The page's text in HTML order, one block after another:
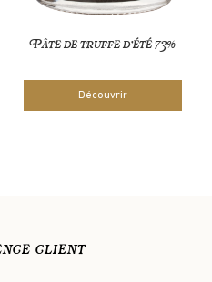
Pâte de truffe d’été 73%
Découvrir
client